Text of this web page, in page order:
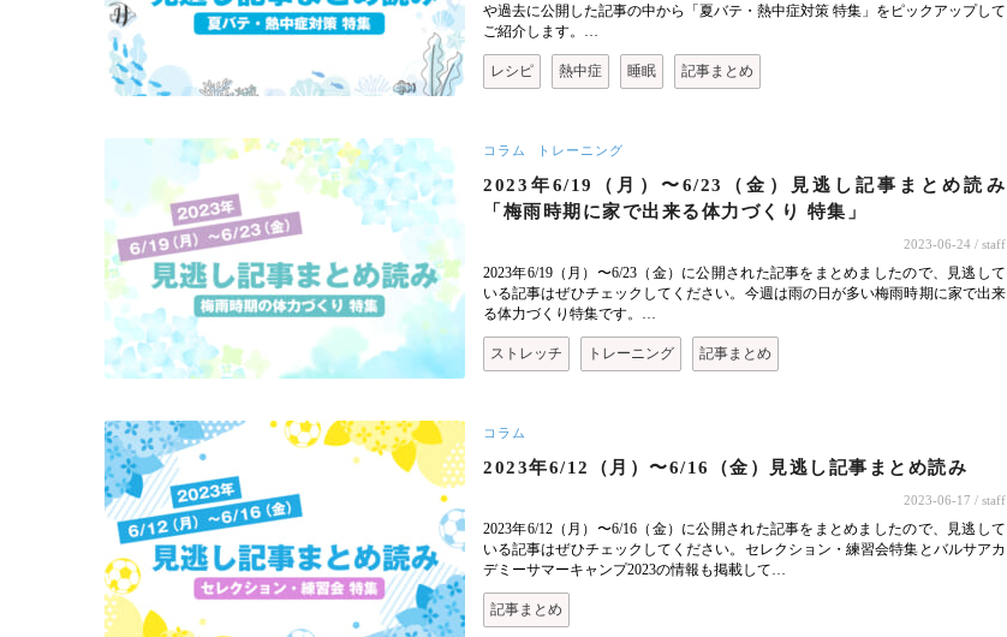
や過去に公開した記事の中から「夏バテ・熱中症対策 特集」をピックアップして
ご紹介します。…
レシピ 熱中症 睡眠 記事まとめ
コラム トレーニング
2023年6/19（月）〜6/23（金）見逃し記事まとめ読み
「梅雨時期に家で出来る体力づくり 特集」
2023-06-24 / staff
2023年6/19（月）〜6/23（金）に公開された記事をまとめましたので、見逃して
いる記事はぜひチェックしてください。今週は雨の日が多い梅雨時期に家で出来
る体力づくり特集です。…
ストレッチ トレーニング 記事まとめ
コラム
2023年6/12（月）〜6/16（金）見逃し記事まとめ読み
2023-06-17 / staff
2023年6/12（月）〜6/16（金）に公開された記事をまとめましたので、見逃して
いる記事はぜひチェックしてください。セレクション・練習会特集とバルサアカ
デミーサマーキャンプ2023の情報も掲載して…
記事まとめ